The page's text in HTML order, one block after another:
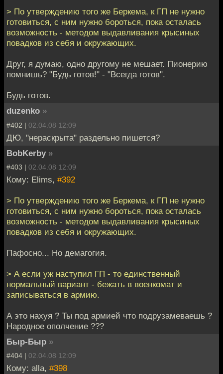
> По утверждению того же Беркема, к ГП не нужно
готовиться, с ним нужно бороться, пока осталась
возможность - методом выдавливания крысиных
повадков из себя и окружающих.
Друг, я думаю, одно другому не мешает. Пионерию
помнишь? "Будь готов!" - "Всегда готов".
Будь готов.
duzenko »
#402 | 02.04.08 12:09
ДЮ, "нераскрыта" раздельно пишется?
BobKerby »
#403 | 02.04.08 12:09
Кому: Elims, #392
> По утверждению того же Беркема, к ГП не нужно
готовиться, с ним нужно бороться, пока осталась
возможность - методом выдавливания крысиных
повадков из себя и окружающих.
Пафосно... Но демагогия.
> А если уж наступил ГП - то единственный
нормальный вариант - бежать в военкомат и
записываться в армию.
А это нахуя ? Ты под армией что подрузамеваешь ?
Народное ополчение ???
Быр-Быр »
#404 | 02.04.08 12:09
Кому: alla, #398